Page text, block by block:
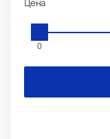
Цена
0